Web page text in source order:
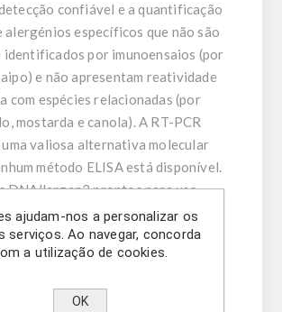
confiável e a quantificação
alergénios específicos que não são
por imunoensaios (por
e não apresentam reatividade
com espécies relacionadas (por
mostarda e canola). A RT-PCR
valiosa alternativa molecular
método ELISA está disponível.
DNAllergen2 prontos para uso
um perfil de PCR harmonizado em
e incluem um controlo positivo
A incorporação de UNG ajuda a
para noz-pecã fornece materiais
ajudam-nos a personalizar os
serviços. Ao navegar, concorda
a utilização de cookies.
OK